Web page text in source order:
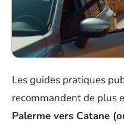
Les guides pratiques
recommandent de plus
Palerme vers Catane